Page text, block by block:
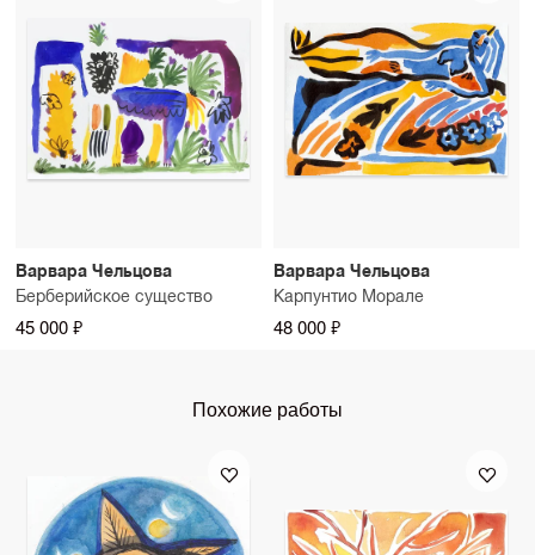
Варвара Чельцова
Берберийское существо
45 000 ₽
Варвара Чельцова
Карпунтио Морале
48 000 ₽
Похожие работы